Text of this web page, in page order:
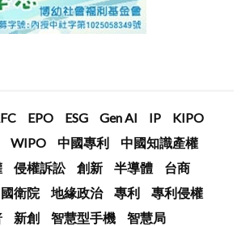
EPO ESG Gen AI IP
KIPO
WIPO 中國專利
中國知識產權
侵權訴訟 創新 半導體
台商
國衛院 地緣政治 專利
專利侵權
新創 智慧型手機
智慧局